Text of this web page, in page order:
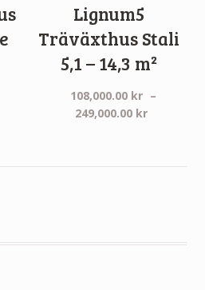
kr
Lignum5
Träväxthus Stali
5,1 – 14,3 m²
108,000.00 kr –
249,000.00 kr